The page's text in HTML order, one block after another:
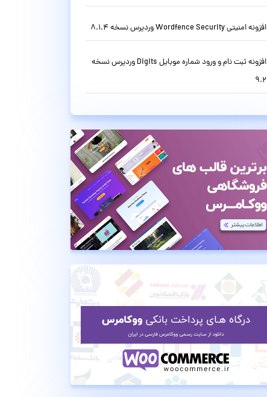
افزونه امنیتی Wordfence Security وردپرس نسخه 8.1.4
افزونه ثبت نام و ورود شماره موبایل Digits وردپرس نسخه
9.2